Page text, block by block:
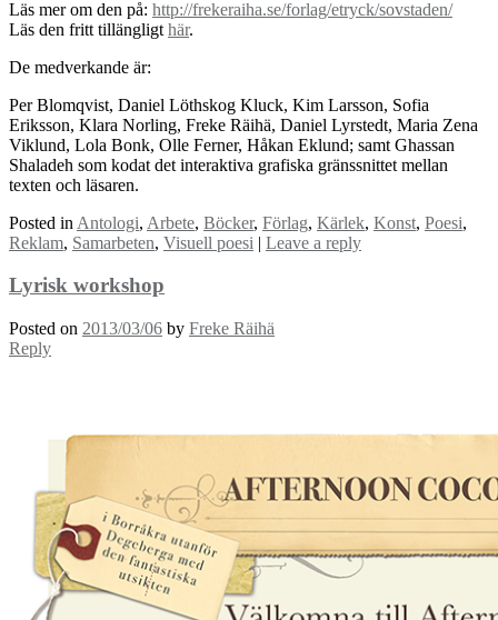
Läs mer om den på: http://frekeraiha.se/forlag/etryck/sovstaden/
Läs den fritt tillängligt här.
De medverkande är:
Per Blomqvist, Daniel Löthskog Kluck, Kim Larsson, Sofia
Eriksson, Klara Norling, Freke Räihä, Daniel Lyrstedt, Maria Zena
Viklund, Lola Bonk, Olle Ferner, Håkan Eklund; samt Ghassan
Shaladeh som kodat det interaktiva grafiska gränssnittet mellan
texten och läsaren.
Posted in Antologi, Arbete, Böcker, Förlag, Kärlek, Konst, Poesi,
Reklam, Samarbeten, Visuell poesi | Leave a reply
Lyrisk workshop
Posted on 2013/03/06 by Freke Räihä
Reply